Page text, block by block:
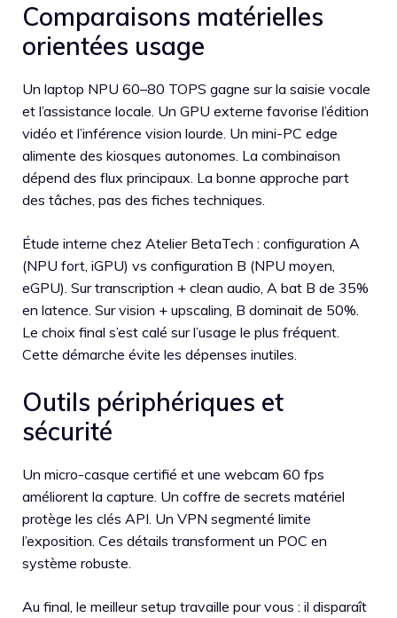
Comparaisons matérielles
orientées usage
Un laptop NPU 60–80 TOPS gagne sur la saisie vocale
et l’assistance locale. Un GPU externe favorise l’édition
vidéo et l’inférence vision lourde. Un mini-PC edge
alimente des kiosques autonomes. La combinaison
dépend des flux principaux. La bonne approche part
des tâches, pas des fiches techniques.
Étude interne chez Atelier BetaTech : configuration A
(NPU fort, iGPU) vs configuration B (NPU moyen,
eGPU). Sur transcription + clean audio, A bat B de 35%
en latence. Sur vision + upscaling, B dominait de 50%.
Le choix final s’est calé sur l’usage le plus fréquent.
Cette démarche évite les dépenses inutiles.
Outils périphériques et
sécurité
Un micro-casque certifié et une webcam 60 fps
améliorent la capture. Un coffre de secrets matériel
protège les clés API. Un VPN segmenté limite
l’exposition. Ces détails transforment un POC en
système robuste.
Au final, le meilleur setup travaille pour vous : il disparaît